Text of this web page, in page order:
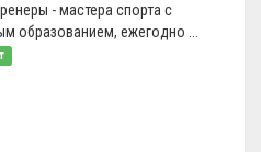
- мастера спорта с
образованием, ежегодно ...